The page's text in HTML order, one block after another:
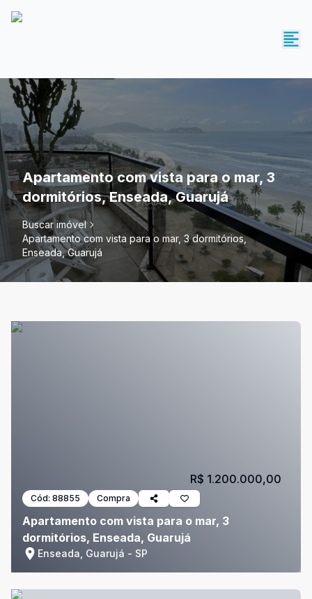
Apartamento com vista para o mar, 3
dormitórios, Enseada, Guarujá
Buscar imóvel
Apartamento com vista para o mar, 3 dormitórios,
Enseada, Guarujá
Cód: 88855 Compra
Apartamento com vista para o mar, 3
dormitórios, Enseada, Guarujá
Enseada, Guarujá - SP
R$ 1.200.000,00